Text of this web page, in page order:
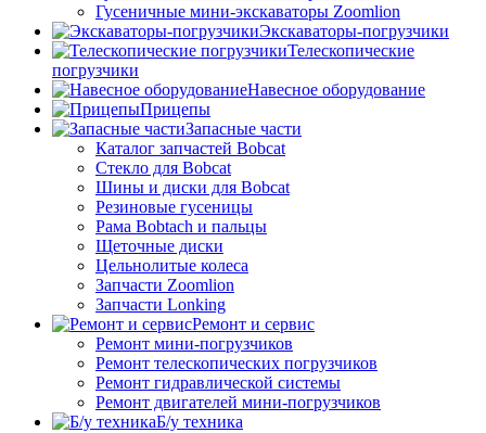
Гусеничные мини-экскаваторы Zoomlion
Экскаваторы-погрузчики
Телескопические
погрузчики
Навесное оборудование
Прицепы
Запасные части
Каталог запчастей Bobcat
Стекло для Bobcat
Шины и диски для Bobcat
Резиновые гусеницы
Рама Bobtach и пальцы
Щеточные диски
Цельнолитые колеса
Запчасти Zoomlion
Запчасти Lonking
Ремонт и сервис
Ремонт мини-погрузчиков
Ремонт телескопических погрузчиков
Ремонт гидравлической системы
Ремонт двигателей мини-погрузчиков
Б/у техника